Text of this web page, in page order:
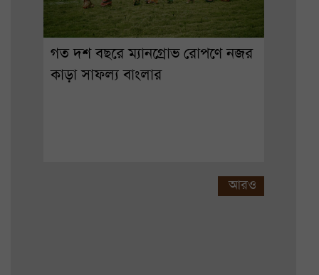
গত দশ বছরে ম্যানগ্রোভ রোপণে নজর
কাড়া সাফল্য বাংলার
আরও